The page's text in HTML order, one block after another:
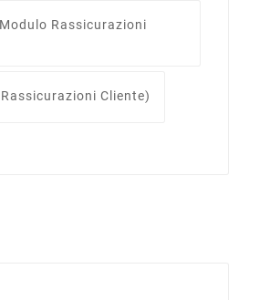
Rassicurazioni
Cliente)